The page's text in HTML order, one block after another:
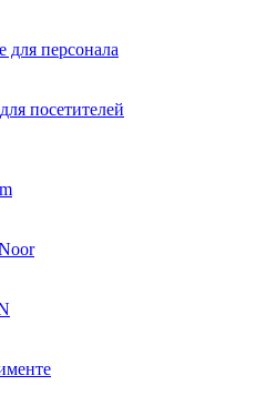
для персонала
посетителей